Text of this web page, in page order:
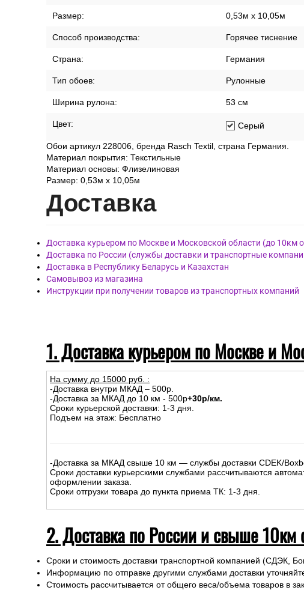
Размер: 0,53м x 10,05м
Способ производства: Горячее тиснение
Страна: Германия
Тип обоев: Рулонные
Ширина рулона: 53 см
Цвет: Серый
Обои артикул 228006, бренда Rasch Textil, страна Германия.
Материал покрытия: Текстильные
Материал основы: Флизелиновая
Размер: 0,53м x 10,05м
Доставка
Доставка курьером по Москве и Московской области (до 10км
Доставка по России (службы доставки и транспортные
Доставка в Республику Беларусь и Казахстан
Самовывоз из магазина
Инструкции при получении товаров из транспортных компаний
1. Доставка курьером по Москве и
На сумму до 15000 руб. :
-Доставка внутри МКАД – 500р.
-Доставка за МКАД до 10 км - 500р+30р/км.
Сроки курьерской доставки: 1-3 дня.
Подъем на этаж: Бесплатно
-Доставка за МКАД свыше 10 км — службы доставки CDEK/
Сроки доставки курьерскими службами рассчитываются
оформлении заказа.
Сроки отгрузки товара до пункта приема ТК: 1-3 дня.
2. Доставка по России и свыше
Сроки и стоимость доставки транспортной компанией (СДЭК,
Информацию по отправке другими службами доставки
Стоимость рассчитывается от общего веса/объема товаров в